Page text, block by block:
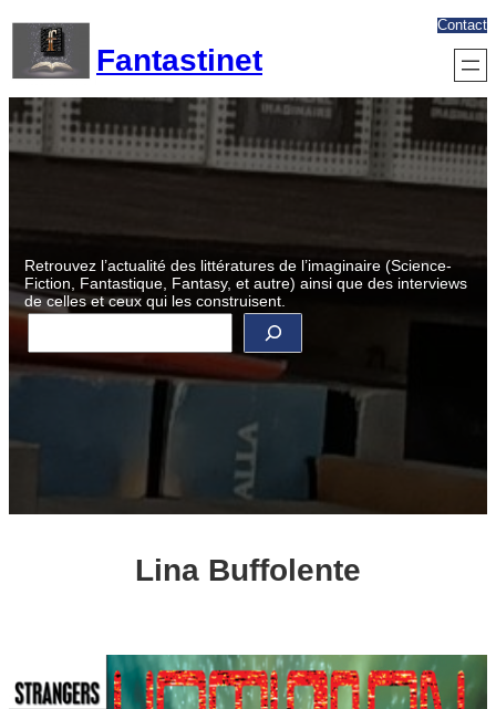
contenu
Fantastinet
Contact
Retrouvez l’actualité des littératures de l’imaginaire (Science-
Fiction, Fantastique, Fantasy, et autre) ainsi que des interviews
de celles et ceux qui les construisent.
R
c
h
h
Lina Buffolente